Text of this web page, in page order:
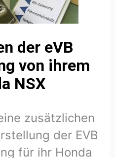
der eVB
von ihrem
NSX
zusätzlichen
der EVB
für ihr Honda